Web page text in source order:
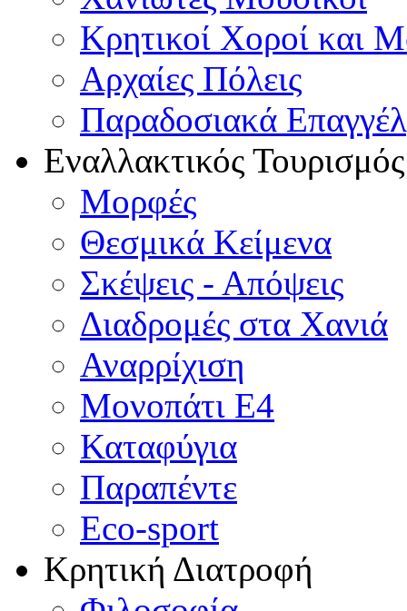
Κρητικοί Χοροί και
Αρχαίες Πόλεις
Παραδοσιακά
Εναλλακτικός Τουρισμός
Μορφές
Θεσμικά Κείμενα
Σκέψεις - Απόψεις
Διαδρομές στα Χανιά
Αναρρίχιση
Μονοπάτι Ε4
Καταφύγια
Παραπέντε
Eco-sport
Κρητική Διατροφή